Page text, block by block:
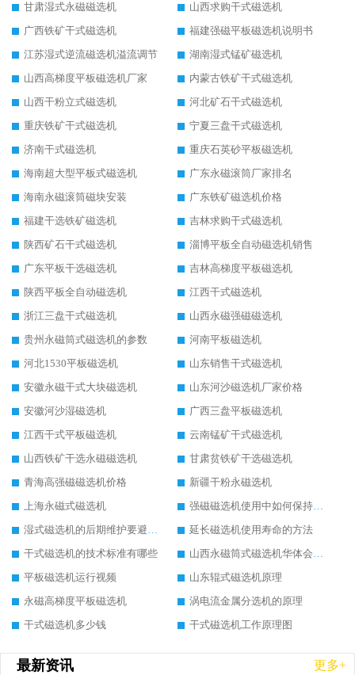
甘肃湿式永磁磁选机
山西求购干式磁选机
广西铁矿干式磁选机
福建强磁平板磁选机说明书
江苏湿式逆流磁选机溢流调节
湖南湿式锰矿磁选机
山西高梯度平板磁选机厂家
内蒙古铁矿干式磁选机
山西干粉立式磁选机
河北矿石干式磁选机
重庆铁矿干式磁选机
宁夏三盘干式磁选机
济南干式磁选机
重庆石英砂平板磁选机
海南超大型平板式磁选机
广东永磁滚筒厂家排名
海南永磁滚筒磁块安装
广东铁矿磁选机价格
福建干选铁矿磁选机
吉林求购干式磁选机
陕西矿石干式磁选机
淄博平板全自动磁选机销售
广东平板干选磁选机
吉林高梯度平板磁选机
陕西平板全自动磁选机
江西干式磁选机
浙江三盘干式磁选机
山西永磁强磁磁选机
贵州永磁筒式磁选机的参数
河南平板磁选机
河北1530平板磁选机
山东销售干式磁选机
安徽永磁干式大块磁选机
山东河沙磁选机厂家价格
安徽河沙湿磁选机
广西三盘平板磁选机
江西干式平板磁选机
云南锰矿干式磁选机
山西铁矿干选永磁磁选机
甘肃贫铁矿干选磁选机
青海高强磁磁选机价格
新疆干粉永磁选机
上海永磁式磁选机
强磁磁选机使用中如何保持其顺畅运行
湿式磁选机的后期维护要避开哪些坑
延长磁选机使用寿命的方法
干式磁选机的技术标准有哪些
山西永磁筒式磁选机华体会手机网页版-华体会(中国)
平板磁选机运行视频
山东辊式磁选机原理
永磁高梯度平板磁选机
涡电流金属分选机的原理
干式磁选机多少钱
干式磁选机工作原理图
最新资讯 更多+